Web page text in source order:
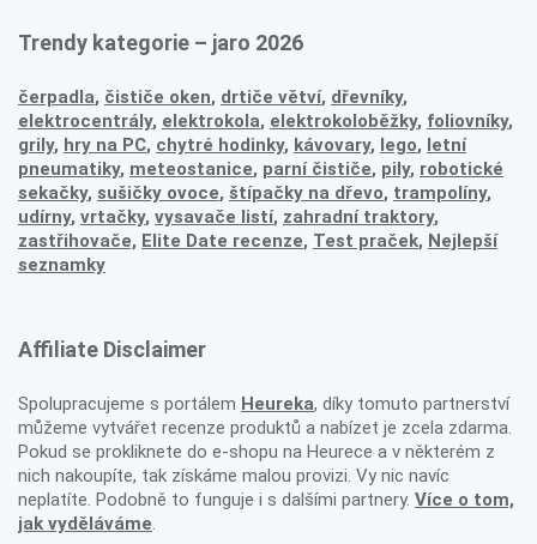
Trendy kategorie – jaro 2026
čerpadla, čističe oken, drtiče větví, dřevníky,
elektrocentrály, elektrokola, elektrokoloběžky, foliovníky,
grily, hry na PC, chytré hodinky, kávovary, lego, letní
pneumatiky, meteostanice, parní čističe, pily, robotické
sekačky, sušičky ovoce, štípačky na dřevo, trampolíny,
udírny, vrtačky, vysavače listí, zahradní traktory,
zastřihovače, Elite Date recenze, Test praček, Nejlepší
seznamky
Affiliate Disclaimer
Spolupracujeme s portálem Heureka, díky tomuto partnerství
můžeme vytvářet recenze produktů a nabízet je zcela zdarma.
Pokud se prokliknete do e-shopu na Heurece a v některém z
nich nakoupíte, tak získáme malou provizi. Vy nic navíc
neplatíte. Podobně to funguje i s dalšími partnery. Více o tom,
jak vyděláváme.